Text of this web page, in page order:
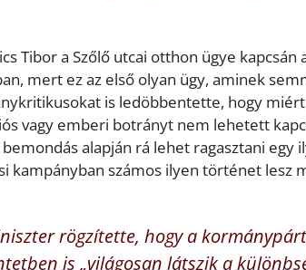
Tibor a Szőlő utcai otthon ügye
mert ez az első olyan ügy, aminek
is ledöbbentette, hogy
vagy emberi botrányt nem lehetett
alapján rá lehet ragasztani egy
kampányban számos ilyen történet lesz
rögzítette, hogy a
is „világosan látszik a